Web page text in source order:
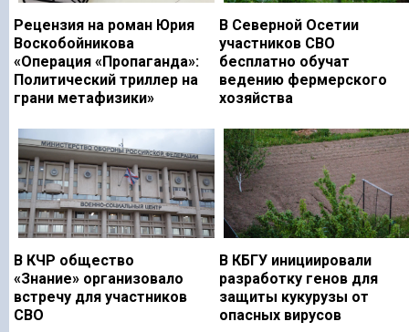
Рецензия на роман Юрия
Воскобойникова
«Операция «Пропаганда»:
Политический триллер на
грани метафизики»
В Северной Осетии
участников СВО
бесплатно обучат
ведению фермерского
хозяйства
В КЧР общество
«Знание» организовало
встречу для участников
СВО
В КБГУ инициировали
разработку генов для
защиты кукурузы от
опасных вирусов